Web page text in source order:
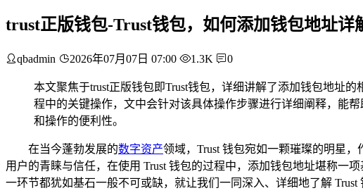
trust正版钱包-Trust钱包，如何添加钱包地址详
qbadmin 2026年07月07日 07:00 1.3K 0
本文聚焦于trust正版钱包即Trust钱包，详细讲解了添加钱包地址
程中的关键操作，文中会针对该具体操作步骤进行详细阐释，能
和操作的便利性。
在当今蓬勃发展的数字资产领域，Trust 钱包宛如一颗璀璨的明星
用户的青睐与信任，在使用 Trust 钱包的过程中，添加钱包地址堪称一
一环节都犹如基石一般不可或缺，就让我们一同深入、详细地了解 Trust